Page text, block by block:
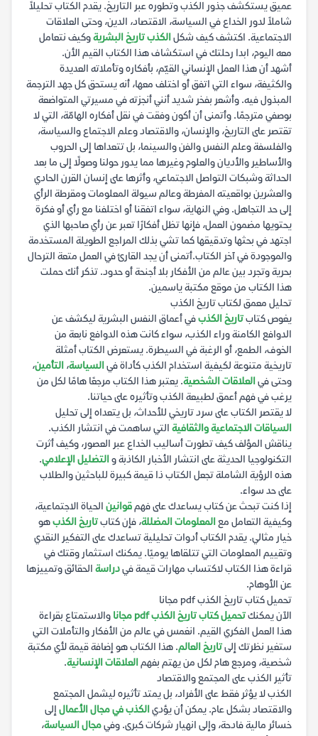
عميق يستكشف جذور الكذب وتطوره عبر التاريخ. يقدم الكتاب تحليلاً
شاملاً لدور الخداع في السياسة، الاقتصاد، الدين، وحتى العلاقات
الاجتماعية. اكتشف كيف شكلالكذب تاريخ البشريةوكيف نتعامل
معه اليوم، ابدا رحلتك في استكشاف هذا الكتاب القيم الأن.
أشهد أن هذا العمل الإنساني القيّم، بأفكاره وتأملاته العديدة
والكثيفة، سواء التي اتفق أو اختلف معها، أنه يستحق كل جهد الترجمة
المبذول فيه. وأشعر بفخر شديد أنني أنجزته في مسيرتي المتواضعة
بوصفي مترجمًا. وأتمنى أن أكون وفقت في نقل أفكاره الهامّة، التي لا
تقتصر على التاريخ، والإنسان، والاقتصاد وعلم الاجتماع والسياسة،
والفلسفة وعلم النفس والفن والسينما، بل تتعداها إلى الحروب
والأساطير والأديان والعلوم وغيرها مما يدور حولنا وصولًا إلى ما بعد
الحداثة وشبكات التواصل الاجتماعي، وأثرها على إنسان القرن الحادي
والعشرين بواقعيته المفرطة وعالم سيولة المعلومات ومقرطة الرأي
إلى حد التجاهل. وفي النهاية، سواء اتفقنا أو اختلفنا مع رأي أو فكرة
يحتويها مضمون العمل، فإنها تظل أفكارًا تعبر عن رأي صاحبها الذي
اجتهد في بحثها وتدقيقها كما تشي بذلك المراجع الطويلة المستخدمة
والموجودة في آخر الكتاب.أتمنى أن يجد القارئ في العمل متعة الترحال
بحرية وتجرد بين عالم من الأفكار بلا أجنحة أو حدود. تذكر أنك حملت
هذا الكتاب من موقع مكتبة ياسمين.
تحليل معمق لكتاب تاريخ الكذب
يغوص كتابتاريخ الكذبفي أعماق النفس البشرية ليكشف عن
الدوافع الكامنة وراء الكذب، سواء كانت هذه الدوافع نابعة من
الخوف، الطمع، أو الرغبة في السيطرة. يستعرض الكتاب أمثلة
تاريخية متنوعة لكيفية استخدام الكذب كأداة فيالسياسة، التأمين،
وحتى فيالعلاقات الشخصية. يعتبر هذا الكتاب مرجعًا هامًا لكل من
يرغب في فهم أعمق لطبيعة الكذب وتأثيره على حياتنا.
لا يقتصر الكتاب على سرد تاريخي للأحداث، بل يتعداه إلى تحليل
السياقات الاجتماعية والثقافية التي ساهمت في انتشار الكذب.
يناقش المؤلف كيف تطورت أساليب الخداع عبر العصور، وكيف أثرت
التكنولوجيا الحديثة على انتشار الأخبار الكاذبة والتضليل الإعلامي.
هذه الرؤية الشاملة تجعل الكتاب ذا قيمة كبيرة للباحثين والطلاب
على حد سواء.
إذا كنت تبحث عن كتاب يساعدك على فهمقوانين الحياة الاجتماعية،
وكيفية التعامل معالمعلومات المضللة، فإن كتابتاريخ الكذبهو
خيار مثالي. يقدم الكتاب أدوات تحليلية تساعدك على التفكير النقدي
وتقييم المعلومات التي تتلقاها يوميًا. يمكنك استثمار وقتك في
قراءة هذا الكتاب لاكتساب مهارات قيمة فيدراسة الحقائق وتمييزها
عن الأوهام.
تحميل كتاب تاريخ الكذب pdf مجانا
الآن يمكنكتحميل كتاب تاريخ الكذب pdf مجانا
والاستمتاع بقراءة
هذا العمل الفكري القيم. انغمس في عالم من الأفكار والتأملات التي
ستغير نظرتك إلىتاريخ العالم. هذا الكتاب هو إضافة قيمة لأي مكتبة
شخصية، ومرجع هام لكل من يهتم بفهمالعلاقات الإنسانية.
تأثير الكذب على المجتمع والاقتصاد
الكذب لا يؤثر فقط على الأفراد، بل يمتد تأثيره ليشمل المجتمع
والاقتصاد بشكل عام. يمكن أن يؤديالكذب في مجال الأعمال إلى
خسائر مالية فادحة، وإلى انهيار شركات كبرى. وفيمجال السياسة،